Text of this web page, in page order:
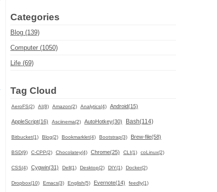
Categories
Blog (139)
Computer (1050)
Life (69)
Tag Cloud
AeroFS(2) AI(8) Amazon(2) Analytics(4) Android(15)
AppleScript(16) Asciinema(2) AutoHotkey(30) Bash(114)
Bitbucket(1) Blog(2) Bookmarklet(4) Bootstrap(3) Brew-file(58)
BSD(9) C-CPP(2) Chocolatey(4) Chrome(25) CLI(1) coLinux(2)
CSS(4) Cygwin(31) Dell(1) Desktop(2) DIY(1) Docker(2)
Dropbox(10) Emacs(3) English(5) Evernote(14) feedly(1)